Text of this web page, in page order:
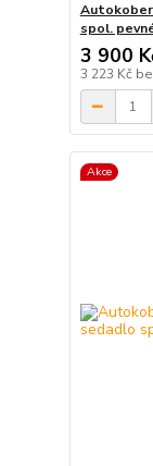
spol.
3 900
3 223 Kč
Akce